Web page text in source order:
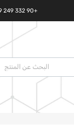
+90 332 249 49 01 | +90 532 685 32 42